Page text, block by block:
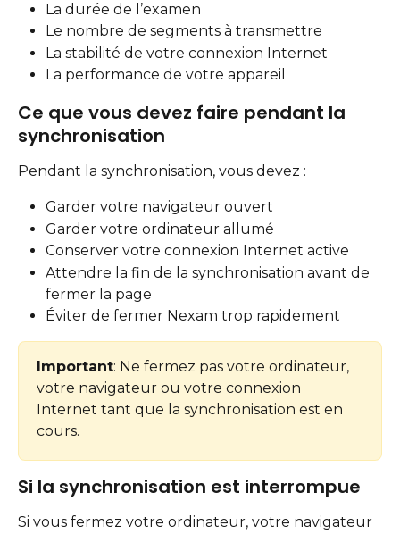
La durée de l’examen
Le nombre de segments à transmettre
La stabilité de votre connexion Internet
La performance de votre appareil
Ce que vous devez faire pendant la
synchronisation
Pendant la synchronisation, vous devez :
Garder votre navigateur ouvert
Garder votre ordinateur allumé
Conserver votre connexion Internet active
Attendre la fin de la synchronisation avant de
fermer la page
Éviter de fermer Nexam trop rapidement
Important: Ne fermez pas votre ordinateur,
votre navigateur ou votre connexion
Internet tant que la synchronisation est en
cours.
Si la synchronisation est interrompue
Si vous fermez votre ordinateur, votre navigateur